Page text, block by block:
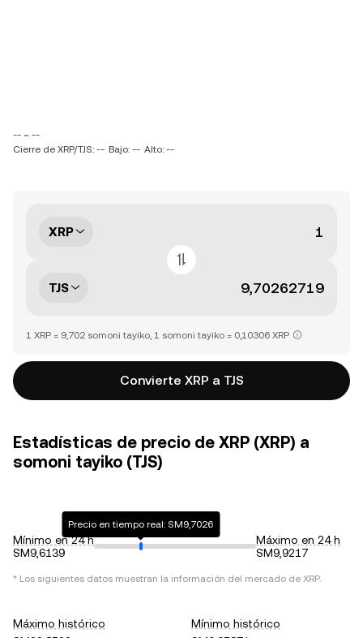
-- ~ --
Cierre de XRP/TJS: -- Bajo: -- Alto: --
XRP
TJS
1 XRP = 9,702 somoni tayiko, 1 somoni tayiko = 0,10306 XRP
Convierte XRP a TJS
Estadísticas de precio de XRP (XRP) a
somoni tayiko (TJS)
Mínimo en 24 h
SM9,6139
Precio en tiempo real: SM9,7026
Máximo en 24 h
SM9,9217
* Los siguientes datos muestran la información del mercado de XRP.
Máximo histórico
Mínimo histórico